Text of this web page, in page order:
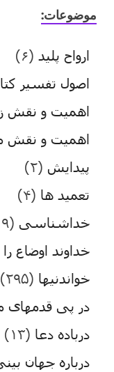
موضوعات:
ارواح پلید (۶)
اصول تفسیر
اهمیت و نقش
اهمیت و نقش
پیدایش (۲)
تعمید ها (۴)
خداشناسی (۱۹)
خداوند اوضاع
خواندنیها (۲۹۵)
در پی قدمهای
درباده دعا (۱۳)
درباره جهان